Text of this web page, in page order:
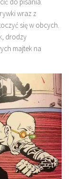
wraz z
się w obcych.
drodzy
majtek na